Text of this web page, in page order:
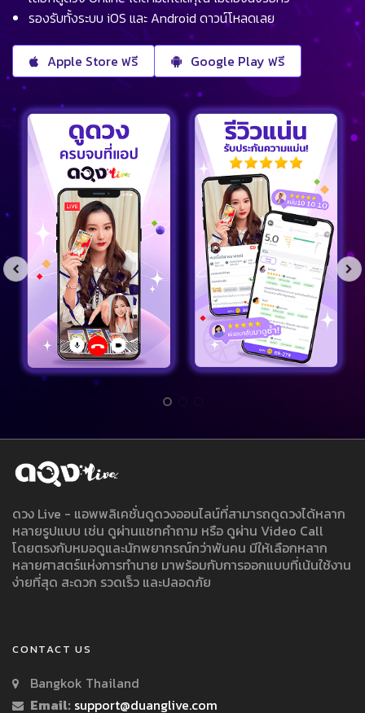
รองรับทั้งระบบ iOS และ Android ดาวน์โหลดเลย
Apple Store ฟรี Google Play ฟรี
ดวง Live - แอพพลิเคชั่นดูดวงออนไลน์ที่สามารถดูดวงได้หลาก
หลายรูปแบบ เช่น ดูผ่านแชทคำถาม หรือ ดูผ่าน Video Call
โดยตรงกับหมอดูและนักพยากรณ์กว่าพันคน มีให้เลือกหลาก
หลายศาสตร์แห่งการทำนาย มาพร้อมกับการออกแบบที่เน้นใช้งาน
ง่ายที่สุด สะดวก รวดเร็ว และปลอดภัย
CONTACT US
Bangkok Thailand
Email: support@duanglive.com